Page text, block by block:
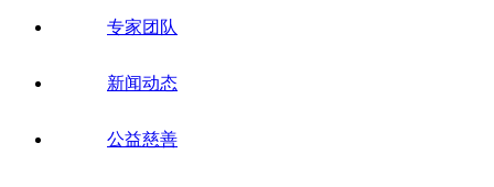
专家团队
新闻动态
公益慈善